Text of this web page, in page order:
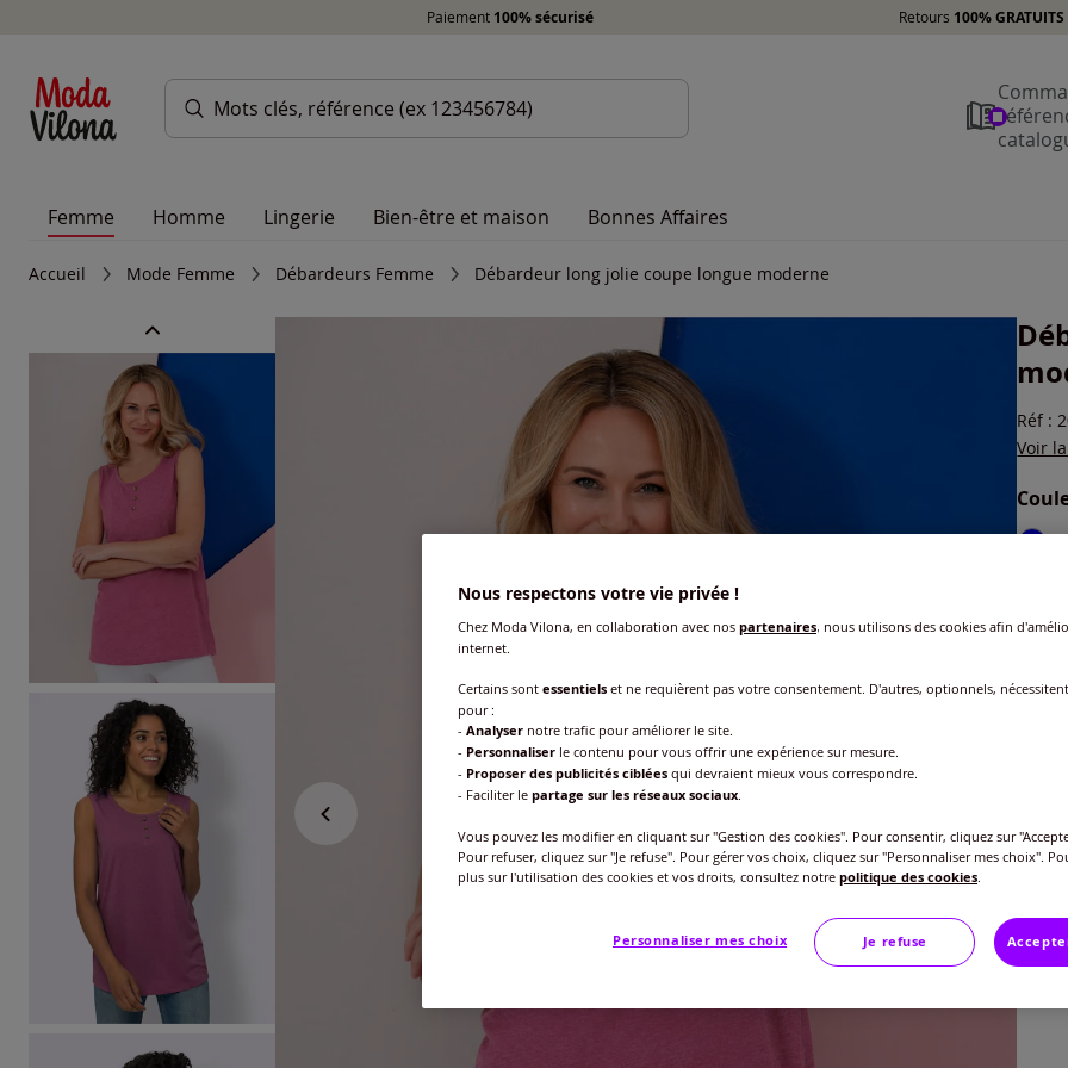
Paiement 100% sécurisé Retours 100%
Femme Homme Lingerie Bien-être et maison Bonnes Affaires
Accueil Mode Femme Débardeurs Femme Débardeur long jolie coupe longue moderne
Réf :
Voir
42
44
15
Nous respectons votre vie privée !
Chez Moda Vilona, en collaboration avec nos partenaires, nous utilisons des cookies afin
internet.
Certains sont essentiels et ne requièrent pas votre consentement. D'autres, optionnels,
pour :
- Analyser notre trafic pour améliorer le site.
- Personnaliser le contenu pour vous offrir une expérience sur mesure.
- Proposer des publicités ciblées qui devraient mieux vous correspondre.
- Faciliter le partage sur les réseaux sociaux.
Vous pouvez les modifier en cliquant sur "Gestion des cookies". Pour consentir, cliquez sur
Pour refuser, cliquez sur "Je refuse". Pour gérer vos choix, cliquez sur "Personnaliser mes choix".
plus sur l'utilisation des cookies et vos droits, consultez notre politique des cookies.
Personnaliser mes choix Je refuse